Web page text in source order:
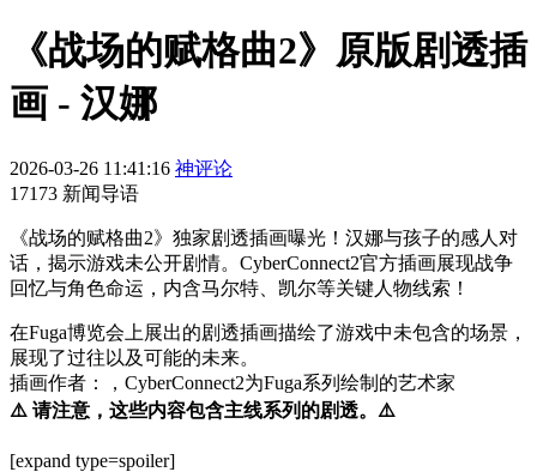
《战场的赋格曲2》原版剧透插
画 - 汉娜
2026-03-26 11:41:16 神评论
17173 新闻导语
《战场的赋格曲2》独家剧透插画曝光！汉娜与孩子的感人对
话，揭示游戏未公开剧情。CyberConnect2官方插画展现战争
回忆与角色命运，内含马尔特、凯尔等关键人物线索！
在Fuga博览会上展出的剧透插画描绘了游戏中未包含的场景，
展现了过往以及可能的未来。
插画作者：，CyberConnect2为Fuga系列绘制的艺术家
⚠️ 请注意，这些内容包含主线系列的剧透。⚠️
[expand type=spoiler]